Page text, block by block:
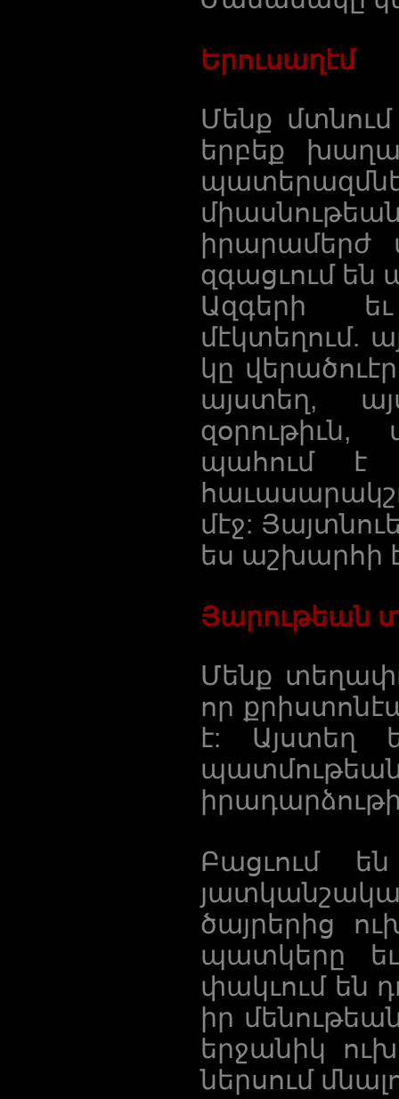
Երուսաղէմ
Մենք
երբեք
իրարամերժ
զգացւում են
Ազգերի
մէկտեղում.
կը
այստեղ,
զօրութիւն,
պահում է
մէջ:
ես աշխարհի
Յարութեան
Մենք
որ
է: Այստեղ
Բացւում
ծայրերից
պատկերը եւ
փակւում են
իր
երջանիկ
ներսում